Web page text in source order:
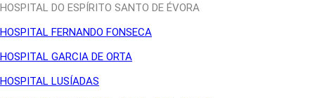
HOSPITAL DO ESPÍRITO SANTO DE ÉVORA
HOSPITAL FERNANDO FONSECA
HOSPITAL GARCIA DE ORTA
HOSPITAL LUSÍADAS